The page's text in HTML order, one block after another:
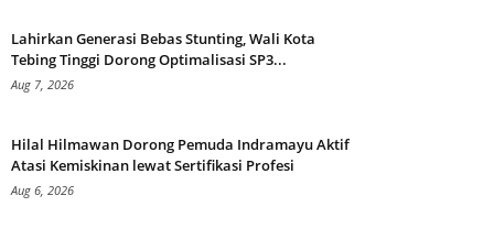
Lahirkan Generasi Bebas Stunting, Wali Kota
Tebing Tinggi Dorong Optimalisasi SP3...
Aug 7, 2026
Hilal Hilmawan Dorong Pemuda Indramayu Aktif
Atasi Kemiskinan lewat Sertifikasi Profesi
Aug 6, 2026